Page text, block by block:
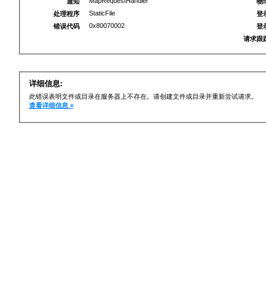
处理程序
StaticFile
错误代码
0x80070002
登
登
请求跟
详细信息:
此错误表明文件或目录在服务器上不存在。请创建文件或目录并重新尝试请求。
查看详细信息 »